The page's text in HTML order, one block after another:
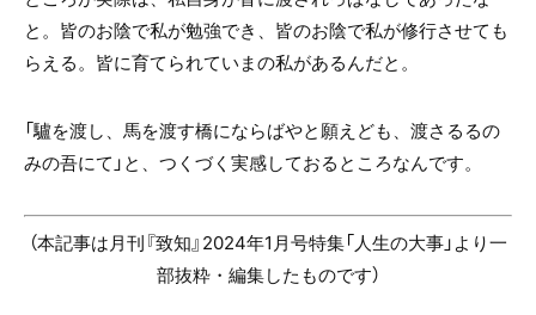
と。皆のお陰で私が勉強でき、皆のお陰で私が修行させても
らえる。皆に育てられていまの私があるんだと。
「驢を渡し、馬を渡す橋にならばやと願えども、渡さるるの
みの吾にて」と、つくづく実感しておるところなんです。
（本記事は月刊『致知』2024年1月号特集「人生の大事」より一
部抜粋・編集したものです）